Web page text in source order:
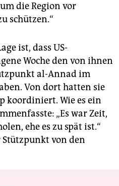
die Region vor
schützen.“
ist, dass US-
Woche den von ihnen
al-Annad im
Von dort hatten sie
koordiniert. Wie es ein
„Es war Zeit,
ehe es zu spät ist.“
von den